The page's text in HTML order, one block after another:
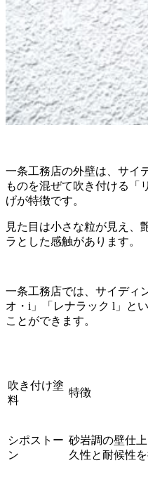
一条工務店の外壁は、サイ
ものを混ぜて吹き付ける「
げが特徴です。
見た目は小さな粒が見え、
ラとした感触があります。
一条工務店では、サイディ
オ・i」「レナラック l」と
ことができます。
吹き付け塗
料
特徴
シポストー
ン
砂岩調の壁仕
久性と耐候性を